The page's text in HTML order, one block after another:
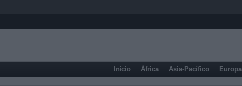
Inicio África Asia-Pacífico Europa